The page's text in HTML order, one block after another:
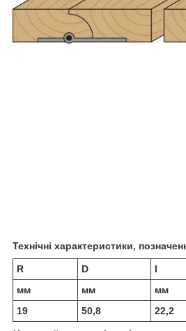
Технічні характеристики,
R D I
мм
мм мм
19
50,8 22,2